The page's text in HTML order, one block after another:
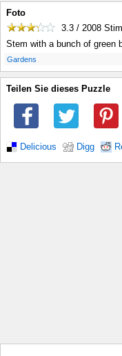
Foto
3.3 / 2008
Stem with a bunch of green
Gardens
Teilen Sie dieses Puzzle
Delicious Digg